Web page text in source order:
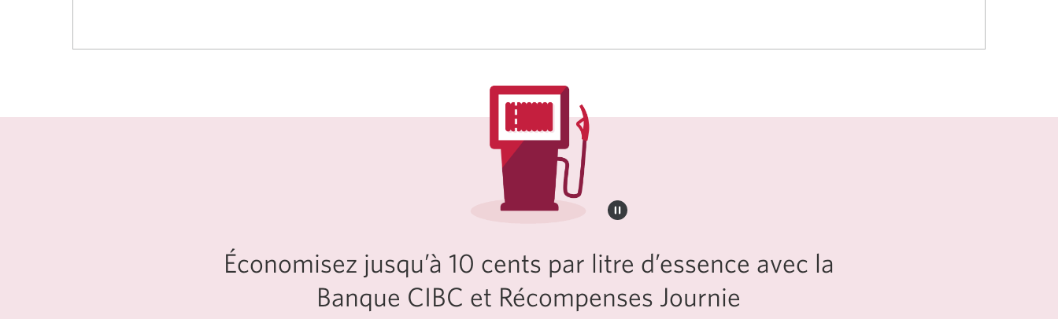
Économisez jusqu’à 10 cents par litre d’essence avec la
Banque CIBC et Récompenses Journie